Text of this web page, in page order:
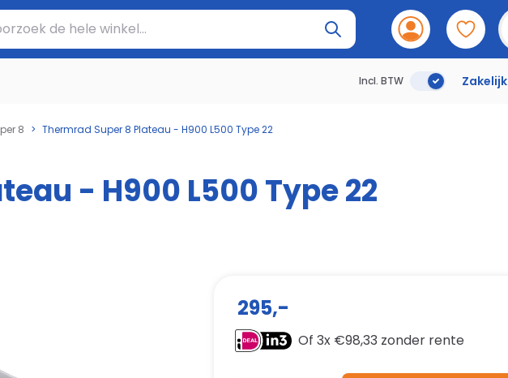
Incl. BTW Incl. BTWZakelijk
8 > Thermrad Super 8 Plateau - H900 L500 Type 22
- H900 L500 Type 22
295,-
Of 3x €98,33 zonder rente